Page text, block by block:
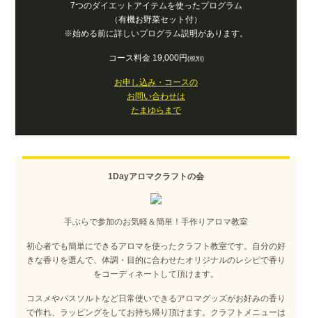
7つのダイエットアイテムを使ったプログラム
（有機お野菜セット付）
※始める前に詳しいプログラム説明があります。
コース料金 19,000円 (税別)
お申し込み・コースの
お問い合わせは
たまゆらまで
1Dayアロマクラフトの会
手ぶらで参加のお気軽＆簡単！手作りアロマ教室
初心者でも簡単にできるアロマを使ったクラフト教室です。自分の好
きな香りを選んで、体調・目的に合わせたオリジナルのレシピで香り
をコーディネートして頂けます。
コスメやバスソルトなど日常使いできるアロマグッズがお好みの香り
で作れ、ラッピングをしてお持ち帰り頂けます。クラフトメニューは